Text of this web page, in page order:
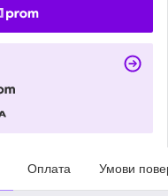
Оплата Умови